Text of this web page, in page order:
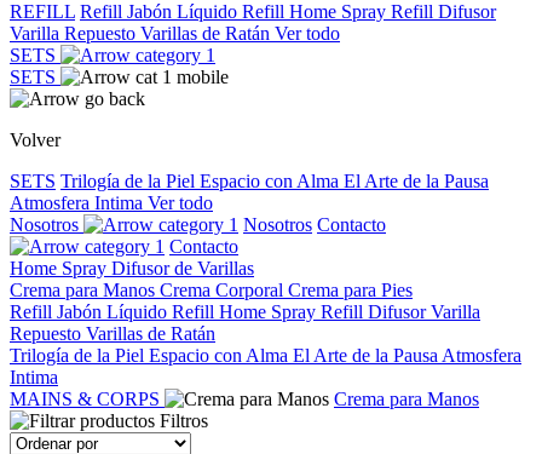
REFILL Refill Jabón Líquido Refill Home Spray Refill Difusor
Varilla Repuesto Varillas de Ratán Ver todo
SETS
SETS
Volver
SETS Trilogía de la Piel Espacio con Alma El Arte de la Pausa
Atmosfera Intima Ver todo
Nosotros
Nosotros Contacto
Contacto
Home Spray Difusor de Varillas
Crema para Manos Crema Corporal Crema para Pies
Refill Jabón Líquido Refill Home Spray Refill Difusor Varilla
Repuesto Varillas de Ratán
Trilogía de la Piel Espacio con Alma El Arte de la Pausa Atmosfera
Intima
MAINS & CORPS
Crema para Manos
Filtros